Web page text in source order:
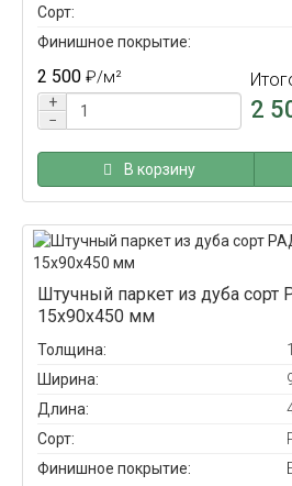
Сорт:
Финишное покрытие:
2 500 ₽/м²
+
−
2
В корзину
Штучный паркет из дуба
15x90x450 мм
Толщина:
Ширина:
Длина:
Сорт:
Финишное покрытие: